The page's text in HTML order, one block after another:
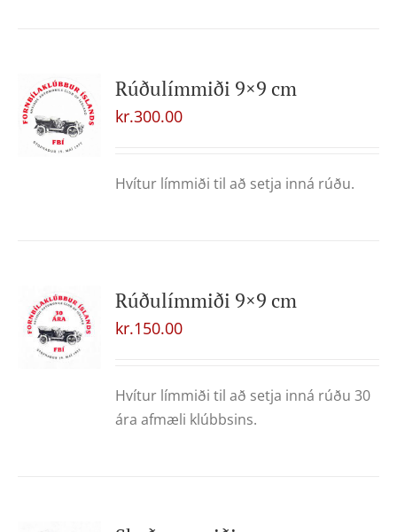
Rúðulímmiði 9×9 cm
kr.300.00
Hvítur límmiði til að setja inná rúðu.
Rúðulímmiði 9×9 cm
kr.150.00
Hvítur límmiði til að setja inná rúðu 30
ára afmæli klúbbsins.